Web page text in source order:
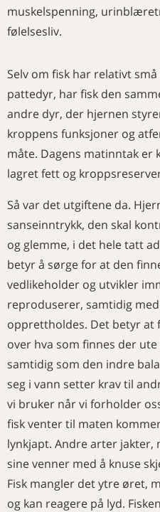
muskelspenning,
følelsesliv.
Selv om fisk har relativt
pattedyr, har fisk den
andre dyr, der hjernen
kroppens funksjoner og
måte. Dagens matinntak er
lagret fett og
Så var det utgiftene da.
sanseinntrykk, den skal
og glemme, i det hele tatt
betyr å sørge for at den
vedlikeholder og utvikler
reproduserer, samtidig
opprettholdes. Det betyr at
over hva som finnes der
samtidig som den indre
seg i vann setter krav til
vi bruker når vi forholder
fisk venter til maten
lynkjapt. Andre arter
sine venner med å knuse
Fisk mangler det ytre øret,
og kan reagere på lyd.